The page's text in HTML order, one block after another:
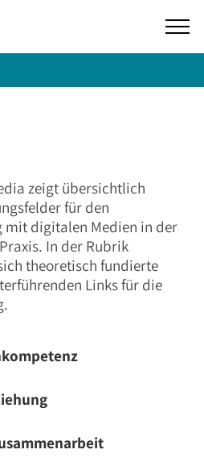
zeigt übersichtlich
für den
mit digitalen Medien in der
In der Rubrik
theoretisch fundierte
Links für die